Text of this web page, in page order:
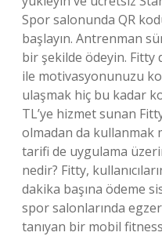
Spor salonunda QR
başlayın. Antrenman
bir şekilde ödeyin. Fitty
ile motivasyonunuzu
ulaşmak hiç bu kadar
TL’ye hizmet sunan
olmadan da kullanmak
tarifi de uygulama
nedir? Fitty,
dakika başına ödeme
spor salonlarında
tanıyan bir mobil fitness